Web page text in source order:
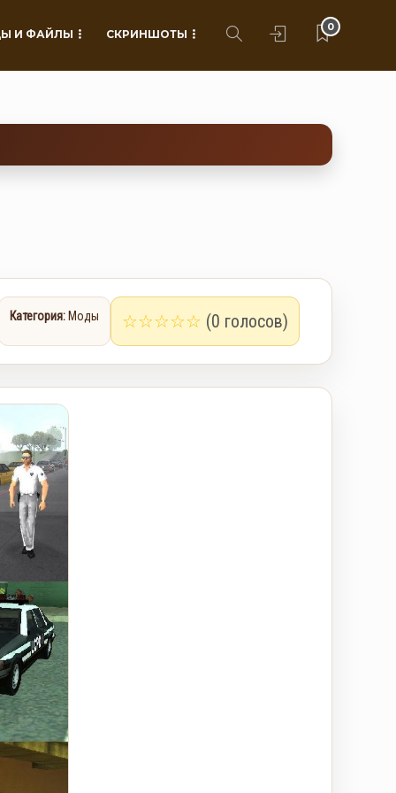
И ФАЙЛЫ СКРИНШОТЫ
0
Категория: Моды ☆☆☆☆☆ (0 голосов)